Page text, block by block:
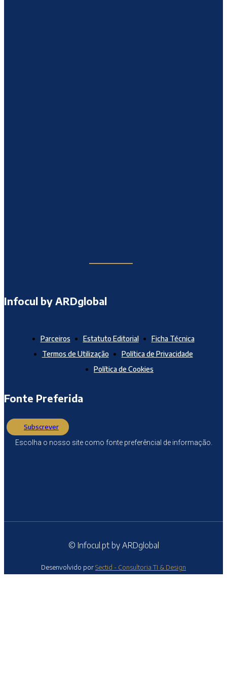
Infocul by ARDglobal
Parceiros Estatuto Editorial
Ficha Técnica
Termos de Utilização
Política de Privacidade
Política de Cookies
Fonte Preferida
Subscrever
Escolha o nosso site como fonte preferêncial de informação.
© Infocul.pt by ARDglobal
Desenvolvido porSectid - Consultoria TI & Design